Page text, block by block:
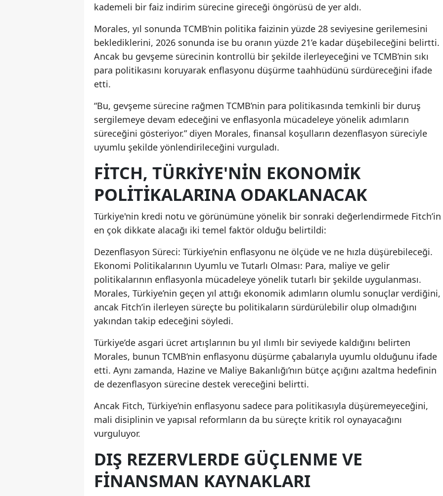
kademeli bir faiz indirim sürecine gireceği öngörüsü de yer aldı.
Morales, yıl sonunda TCMB’nin politika faizinin yüzde 28 seviyesine gerilemesini
beklediklerini, 2026 sonunda ise bu oranın yüzde 21’e kadar düşebileceğini belirtti.
Ancak bu gevşeme sürecinin kontrollü bir şekilde ilerleyeceğini ve TCMB’nin sıkı
para politikasını koruyarak enflasyonu düşürme taahhüdünü sürdüreceğini ifade
etti.
“Bu, gevşeme sürecine rağmen TCMB’nin para politikasında temkinli bir duruş
sergilemeye devam edeceğini ve enflasyonla mücadeleye yönelik adımların
süreceğini gösteriyor.” diyen Morales, finansal koşulların dezenflasyon süreciyle
uyumlu şekilde yönlendirileceğini vurguladı.
FITCH, TÜRKIYE'NIN EKONOMIK
POLITIKALARINA ODAKLANACAK
Türkiye'nin kredi notu ve görünümüne yönelik bir sonraki değerlendirmede Fitch’in
en çok dikkate alacağı iki temel faktör olduğu belirtildi:
Dezenflasyon Süreci: Türkiye’nin enflasyonu ne ölçüde ve ne hızla düşürebileceği.
Ekonomi Politikalarının Uyumlu ve Tutarlı Olması: Para, maliye ve gelir
politikalarının enflasyonla mücadeleye yönelik tutarlı bir şekilde uygulanması.
Morales, Türkiye’nin geçen yıl attığı ekonomik adımların olumlu sonuçlar verdiğini,
ancak Fitch’in ilerleyen süreçte bu politikaların sürdürülebilir olup olmadığını
yakından takip edeceğini söyledi.
Türkiye’de asgari ücret artışlarının bu yıl ılımlı bir seviyede kaldığını belirten
Morales, bunun TCMB’nin enflasyonu düşürme çabalarıyla uyumlu olduğunu ifade
etti. Aynı zamanda, Hazine ve Maliye Bakanlığı’nın bütçe açığını azaltma hedefinin
de dezenflasyon sürecine destek vereceğini belirtti.
Ancak Fitch, Türkiye’nin enflasyonu sadece para politikasıyla düşüremeyeceğini,
mali disiplinin ve yapısal reformların da bu süreçte kritik rol oynayacağını
vurguluyor.
DIŞ REZERVLERDE GÜÇLENME VE
FINANSMAN KAYNAKLARI